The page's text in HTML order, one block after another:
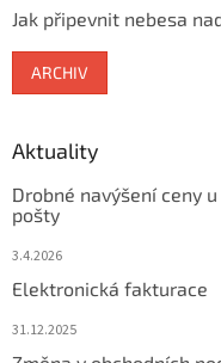
Jak připevnit nebesa
ARCHIV
Aktuality
Drobné navýšení ceny
pošty
3.4.2026
Elektronická fakturace
31.12.2025